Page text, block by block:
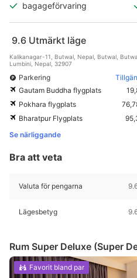
bagageförvaring
9.6 Utmärkt läge
Kalikanagar-11, Butwal, Nepal, Butwal,
Lumbini, Nepal, 32907
Parkering
Gautam Buddha flygplats
Pokhara flygplats
Bharatpur Flygplats
Se närliggande
Bra att veta
Valuta för pengarna
Lägesbetyg
Rum Super Deluxe (Super
Favorit bland par